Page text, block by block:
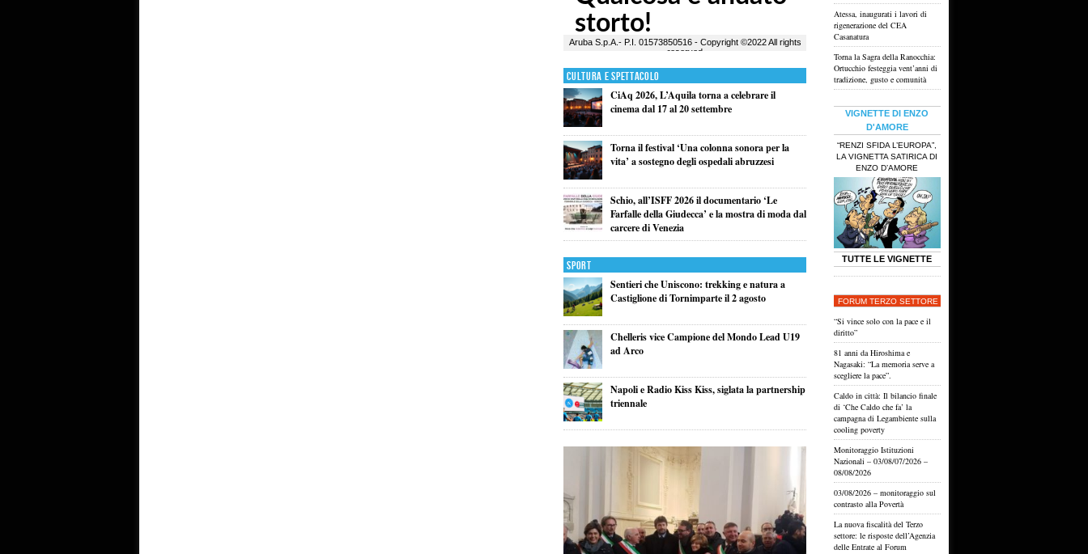
Cultura e Spettacolo
CiAq 2026, L’Aquila torna a celebrare il
cinema dal 17 al 20 settembre
Torna il festival ‘Una colonna sonora per la
vita’ a sostegno degli ospedali abruzzesi
Schio, all’ISFF 2026 il documentario ‘Le
Farfalle della Giudecca’ e la mostra di moda dal
carcere di Venezia
Sport
Sentieri che Uniscono: trekking e natura a
Castiglione di Tornimparte il 2 agosto
Chelleris vice Campione del Mondo Lead U19
ad Arco
Napoli e Radio Kiss Kiss, siglata la partnership
triennale
Atessa, inaugurati i lavori di
rigenerazione del CEA
Casanatura
Torna la Sagra della Ranocchia:
Ortucchio festeggia vent’anni di
tradizione, gusto e comunità
VIGNETTE DI ENZO
D'AMORE
“RENZI SFIDA L’EUROPA”,
LA VIGNETTA SATIRICA DI
ENZO D’AMORE
TUTTE LE VIGNETTE
FORUM TERZO SETTORE
“Si vince solo con la pace e il
diritto”
81 anni da Hiroshima e
Nagasaki: “La memoria serve a
scegliere la pace”.
Caldo in città: Il bilancio finale
di ‘Che Caldo che fa’ la
campagna di Legambiente sulla
cooling poverty
Monitoraggio Istituzioni
Nazionali – 03/08/07/2026 –
08/08/2026
03/08/2026 – monitoraggio sul
contrasto alla Povertà
La nuova fiscalità del Terzo
settore: le risposte dell’Agenzia
delle Entrate al Forum